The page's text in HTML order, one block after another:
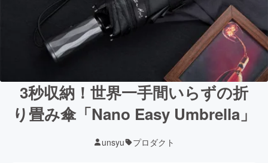
3秒収納！世界一手間いらずの折
り畳み傘「Nano Easy Umbrella」
unsyu プロダクト